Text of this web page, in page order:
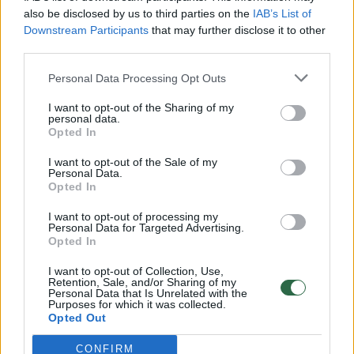
also be disclosed by us to third parties on the IAB’s List of
Downstream Participants that may further disclose it to other
Personal Data Processing Opt Outs
I want to opt-out of the Sharing of my
personal data.
Opted In
I want to opt-out of the Sale of my
Personal Data.
Opted In
I want to opt-out of processing my
Personal Data for Targeted Advertising.
Opted In
I want to opt-out of Collection, Use,
Retention, Sale, and/or Sharing of my
Personal Data that Is Unrelated with the
Purposes for which it was collected.
Opted Out
CONFIRM
Žinios | Lietuvos diena
00:00:57
Savaitės vidurys nusimato karštas: temperatūra kils iki
32 laipsnių šilumos
Žinios | Orai
00:00:59
Nufilmavo, kaip patvino Vilniaus Vakarinis aplinkkelis:
Žinios | Lietuvos diena
V. Zalužno pasisakymą laiko bandymu įsitvirtinti
Ukrainos politikoje: jis yra neteisus
Laidos